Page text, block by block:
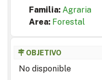
Familia: Agraria
Area: Forestal
OBJETIVO
No disponible